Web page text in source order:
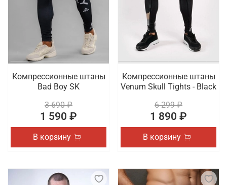
Компрессионные штаны
Bad Boy SK
3 690 ₽
1 590 ₽
В корзину
Компрессионные штаны
Venum Skull Tights - Black
6 299 ₽
1 890 ₽
В корзину